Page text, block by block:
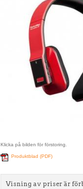
Klicka på bilden för förstoring.
Produktblad (PDF)
Visning av priser är